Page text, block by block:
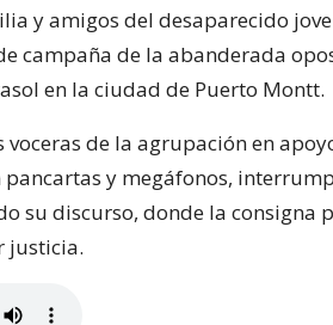
y amigos del desaparecido
campaña de la abanderada
en la ciudad de Puerto Montt.
de la agrupación en
y megáfonos,
su discurso, donde la consigna
justicia.